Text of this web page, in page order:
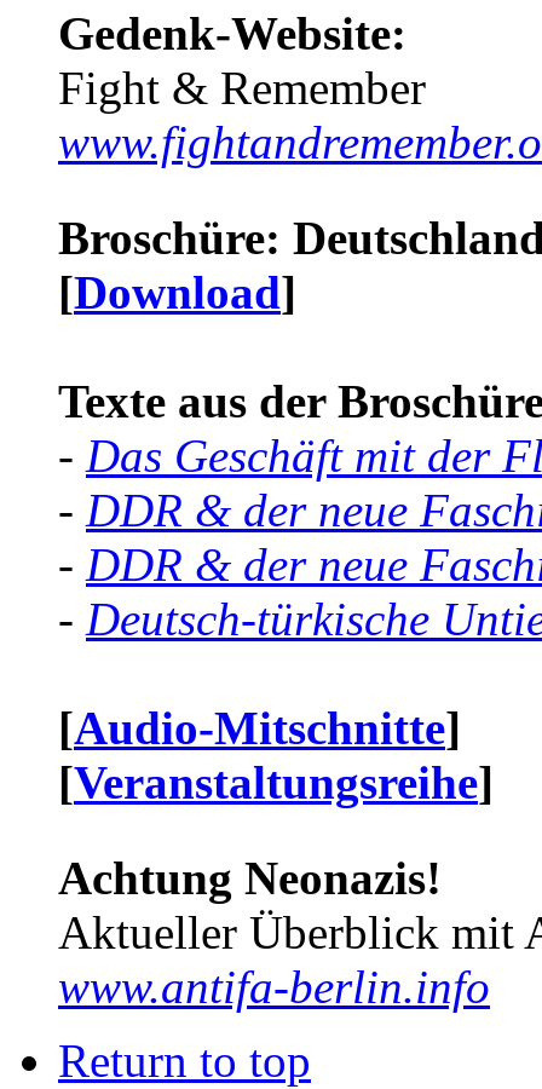
Gedenk-Website:
Fight & Remember
Broschüre:
[Download]
Texte aus der
- Das Geschäft mit der
- DDR & der neue
- DDR & der neue
- Deutsch-türkische
[Audio-Mitschnitte]
[Veranstaltungsreihe]
Achtung Neonazis!
Aktueller Überblick mit
www.antifa-berlin.info
Return to top